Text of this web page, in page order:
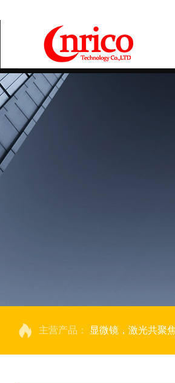
主营产品： 显微镜，激光共聚焦，电镜，x射线